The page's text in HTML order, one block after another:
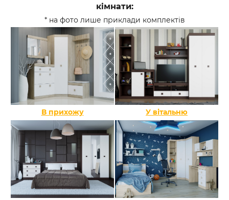
кімнати:
* на фото лише приклади комплектів
В прихожу У вітальню